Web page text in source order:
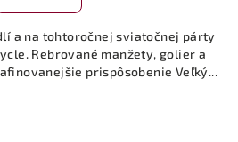
a na tohtoročnej sviatočnej párty
Rebrované manžety, golier a
prispôsobenie Veľký...